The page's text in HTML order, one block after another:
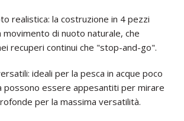
realistica: la costruzione in 4 pezzi
movimento di nuoto naturale, che
recuperi continui che "stop-and-go".
ideali per la pesca in acque poco
possono essere appesantiti per mirare
per la massima versatilità.